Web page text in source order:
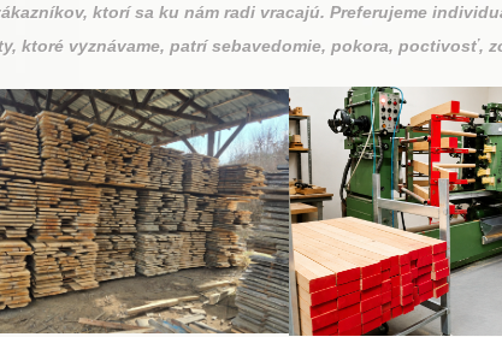
ktorí sa ku nám radi vracajú. Preferujeme
ktoré vyznávame, patrí sebavedomie, pokora, poctivosť,